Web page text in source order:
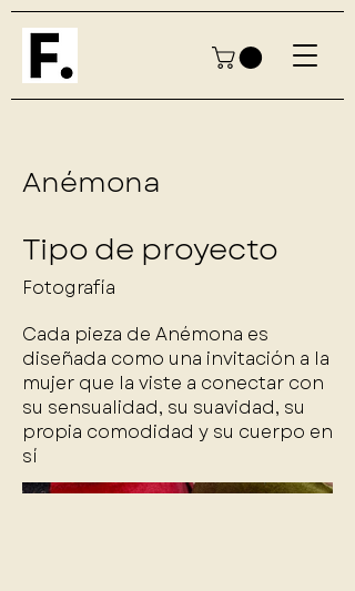
Anémona
Tipo de proyecto
Fotografía
Cada pieza de Anémona es
diseñada como una invitación a la
mujer que la viste a conectar con
su sensualidad, su suavidad, su
propia comodidad y su cuerpo en
sí